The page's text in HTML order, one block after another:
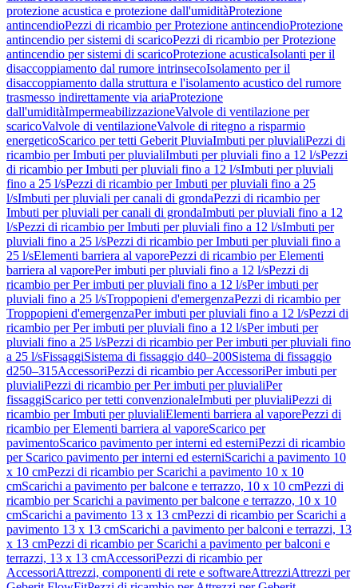
protezione acustica e protezione dall'umiditàProtezione
antincendioPezzi di ricambio per Protezione antincendioProtezione
antincendio per sistemi di scaricoPezzi di ricambio per Protezione
antincendio per sistemi di scaricoProtezione acusticaIsolanti per il
disaccoppiamento dal rumore intrinsecoIsolamento per il
disaccoppiamento dalla struttura e l'isolamento acustico del rumore
trasmesso indirettamente via ariaProtezione
dall'umiditàImpermeabilizzazioneValvole di ventilazione per
scaricoValvole di ventilazioneValvole di ritegno a risparmio
energeticoScarico per tetti Geberit PluviaImbuti per pluvialiPezzi di
ricambio per Imbuti per pluvialiImbuti per pluviali fino a 12 l/sPezzi
di ricambio per Imbuti per pluviali fino a 12 l/sImbuti per pluviali
fino a 25 l/sPezzi di ricambio per Imbuti per pluviali fino a 25
l/sImbuti per pluviali per canali di grondaPezzi di ricambio per
Imbuti per pluviali per canali di grondaImbuti per pluviali fino a 12
l/sPezzi di ricambio per Imbuti per pluviali fino a 12 l/sImbuti per
pluviali fino a 25 l/sPezzi di ricambio per Imbuti per pluviali fino a
25 l/sElementi barriera al vaporePezzi di ricambio per Elementi
barriera al vaporePer imbuti per pluviali fino a 12 l/sPezzi di
ricambio per Per imbuti per pluviali fino a 12 l/sPer imbuti per
pluviali fino a 25 l/sTroppopieni d'emergenzaPezzi di ricambio per
Troppopieni d'emergenzaPer imbuti per pluviali fino a 12 l/sPezzi di
ricambio per Per imbuti per pluviali fino a 12 l/sPer imbuti per
pluviali fino a 25 l/sPezzi di ricambio per Per imbuti per pluviali fino
a 25 l/sFissaggiSistema di fissaggio d40–200Sistema di fissaggio
d250–315AccessoriPezzi di ricambio per AccessoriPer imbuti per
pluvialiPezzi di ricambio per Per imbuti per pluvialiPer
fissaggiScarico per tetti convenzionaleImbuti per pluvialiPezzi di
ricambio per Imbuti per pluvialiElementi barriera al vaporePezzi di
ricambio per Elementi barriera al vaporeScarico per
pavimentoScarico pavimento per interni ed esterniPezzi di ricambio
per Scarico pavimento per interni ed esterniScarichi a pavimento 10
x 10 cmPezzi di ricambio per Scarichi a pavimento 10 x 10
cmScarichi a pavimento per balcone e terrazzo, 10 x 10 cmPezzi di
ricambio per Scarichi a pavimento per balcone e terrazzo, 10 x 10
cmScarichi a pavimento 13 x 13 cmPezzi di ricambio per Scarichi a
pavimento 13 x 13 cmScarichi a pavimento per balconi e terrazzi, 13
x 13 cmPezzi di ricambio per Scarichi a pavimento per balconi e
terrazzi, 13 x 13 cmAccessoriPezzi di ricambio per
AccessoriAttrezzi, componenti di rete e softwareAttrezziAttrezzi per